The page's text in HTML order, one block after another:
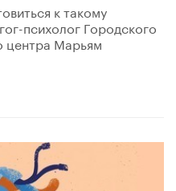
к такому
психолог Городского
центра Марьям